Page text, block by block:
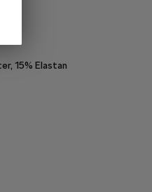
15% Elastan